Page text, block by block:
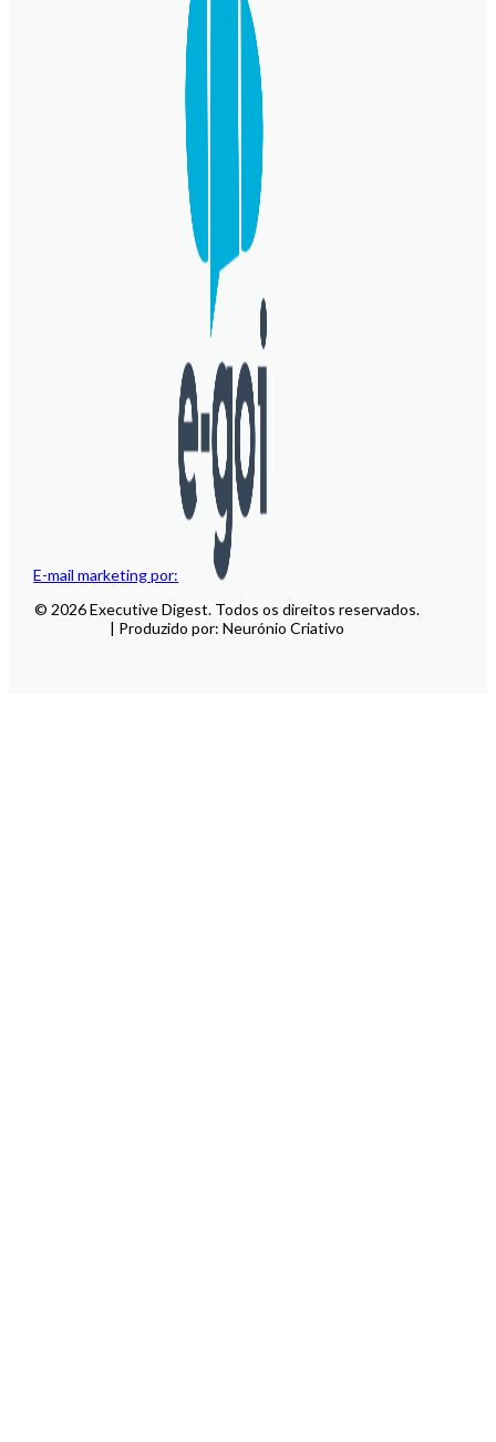
E-mail marketing por:
© 2026 Executive Digest. Todos os direitos reservados.
| Produzido por: Neurónio Criativo